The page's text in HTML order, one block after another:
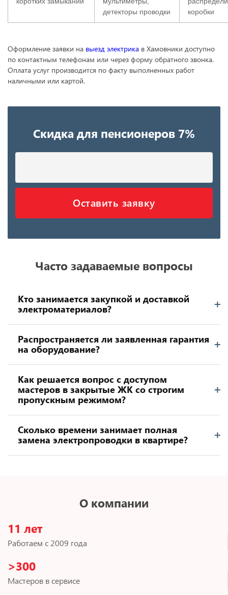
детекторы проводки
коробки
Оформление заявки на выезд электрика в Хамовники доступно
по контактным телефонам или через форму обратного звонка.
Оплата услуг производится по факту выполненных работ
наличными или картой.
Скидка для пенсионеров 7%
Оставить заявку
Часто задаваемые вопросы
Кто занимается закупкой и доставкой
электроматериалов?
Распространяется ли заявленная гарантия
на оборудование?
Как решается вопрос с доступом
мастеров в закрытые ЖК со строгим
пропускным режимом?
Сколько времени занимает полная
замена электропроводки в квартире?
О компании
11 лет
Работаем с 2009 года
>300
Мастеров в сервисе